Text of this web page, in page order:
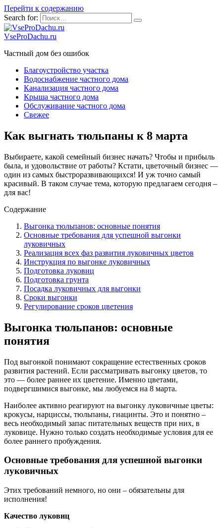
Перейти к содержанию
Search for:
VseProDachu.ru
Частный дом без ошибок
Благоустройство участка
Водоснабжение частного дома
Канализация частного дома
Крыша частного дома
Обслуживание частного дома
Свежее
Как выгнать тюльпаны к 8 марта
Выбираете, какой семейный бизнес начать? Чтобы и прибыль
была, и удовольствие от работы? Кстати, цветочный бизнес —
один из самых быстроразвивающихся! И уж точно самый
красивый. В таком случае тема, которую предлагаем сегодня –
для вас!
Содержание
Выгонка тюльпанов: основные понятия
Основные требования для успешной выгонки
луковичных
Реализация всех фаз развития луковичных цветов
Инструкция по выгонке луковичных
Подготовка луковиц
Подготовка грунта
Посадка луковичных для выгонки
Сроки выгонки
Регулирование сроков цветения
Выгонка тюльпанов: основные
понятия
Под выгонкой понимают сокращение естественных сроков
развития растений. Если рассматривать выгонку цветов, то
это — более раннее их цветение. Именно цветами,
подвергшимися выгонке, мы любуемся на 8 марта.
Наиболее активно реагируют на выгонку луковичные цветы:
крокусы, нарциссы, тюльпаны, гиацинты. Это и понятно –
весь необходимый запас питательных веществ при них, в
луковице. Нужно только создать необходимые условия для ее
более раннего пробуждения.
Основные требования для успешной выгонки
луковичных
Этих требований немного, но они – обязательны для
исполнения!
Качество луковиц